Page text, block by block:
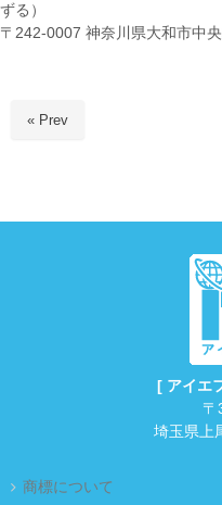
ずる）
〒242-0007 神奈川県大和市中
« Prev
[ アイエ
〒
埼玉県上
商標について